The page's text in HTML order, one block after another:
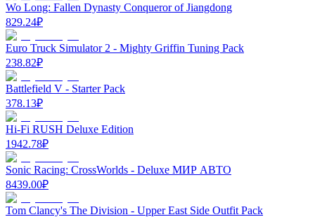
Wo Long: Fallen Dynasty Conqueror of Jiangdong
829.24₽
Euro Truck Simulator 2 - Mighty Griffin Tuning Pack
238.82₽
Battlefield V - Starter Pack
378.13₽
Hi-Fi RUSH Deluxe Edition
1942.78₽
Sonic Racing: CrossWorlds - Deluxe МИР АВТО
8439.00₽
Tom Clancy's The Division - Upper East Side Outfit Pack